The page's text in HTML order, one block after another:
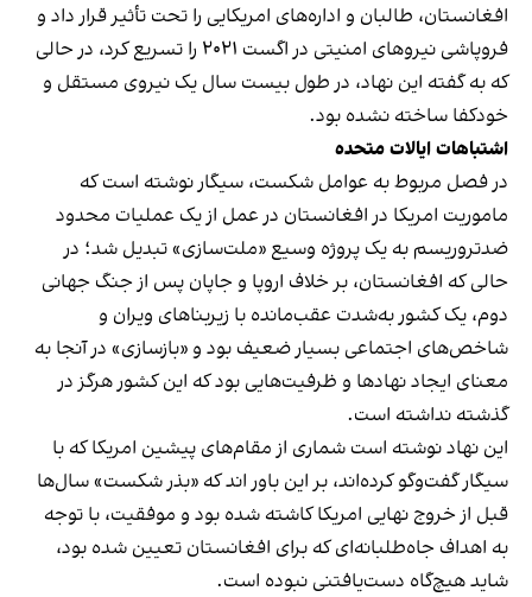
افغانستان، طالبان و اداره‌های امریکایی را تحت تأثیر قرار داد و
فروپاشی نیروهای امنیتی در اگست ۲۰۲۱ را تسریع کرد، در حالی
که به گفته این نهاد، در طول بیست سال یک نیروی مستقل و
خودکفا ساخته نشده بود.
اشتباهات ایالات متحده
در فصل مربوط به عوامل شکست، سیگار نوشته است که
ماموریت امریکا در افغانستان در عمل از یک عملیات محدود
ضدتروریسم به یک پروژه وسیع «ملت‌سازی» تبدیل شد؛ در
حالی که افغانستان، بر خلاف اروپا و جاپان پس از جنگ جهانی
دوم، یک کشور به‌شدت عقب‌مانده با زیربناهای ویران و
شاخص‌های اجتماعی بسیار ضعیف بود و «بازسازی» در آنجا به
معنای ایجاد نهادها و ظرفیت‌هایی بود که این کشور هرگز در
گذشته نداشته است.
این نهاد نوشته است شماری از مقام‌های پیشین امریکا که با
سیگار گفت‌وگو کرده‌اند، بر این باور اند که «بذر شکست» سال‌ها
قبل از خروج نهایی امریکا کاشته شده بود و موفقیت، با توجه
به اهداف جاه‌طلبانه‌ای که برای افغانستان تعیین شده بود،
شاید هیچ‌گاه دست‌یافتنی نبوده است.